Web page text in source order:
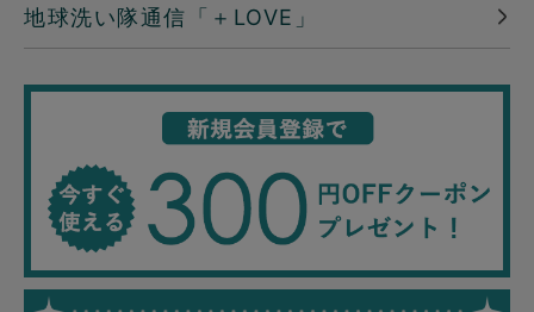
地球洗い隊通信「＋LOVE」